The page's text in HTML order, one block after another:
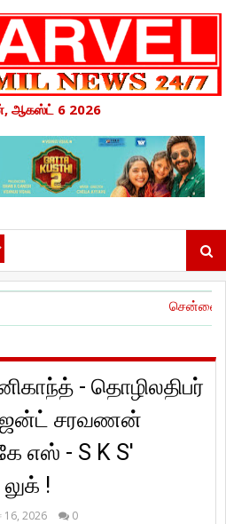
ஆகஸ்ட் 6 2026
சென்னை பன்னாட்டு
- தொழிலதிபர்
சரவணன்
எஸ் - S K S'
!
16, 2026 0